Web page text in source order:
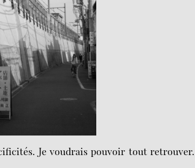
Je voudrais pouvoir tout retrouver.